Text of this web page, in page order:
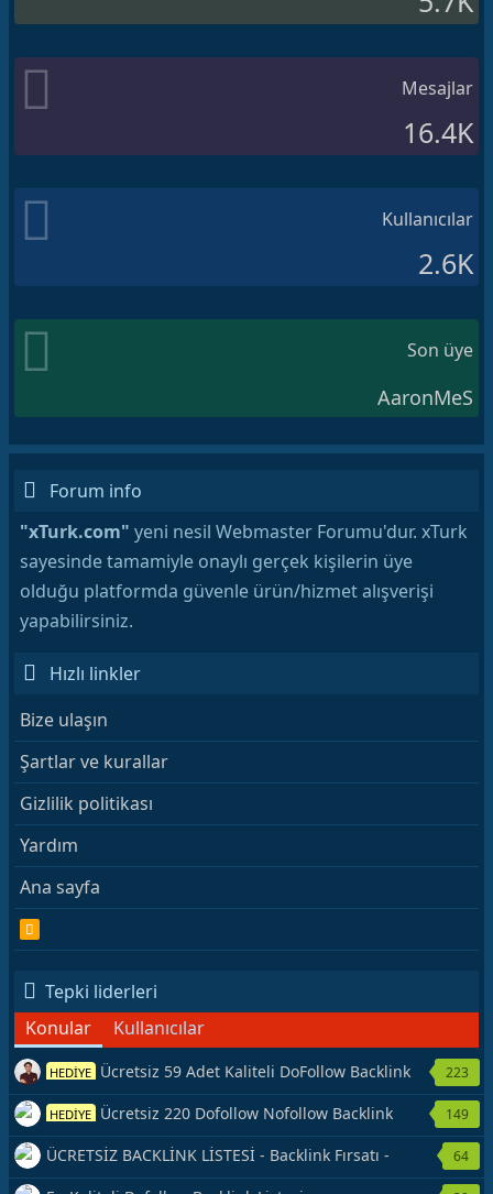
Mesajlar
16.4K
Kullanıcılar
2.6K
Son üye
AaronMeS
Forum info
"xTurk.com" yeni nesil Webmaster Forumu'dur. xTurk
sayesinde tamamiyle onaylı gerçek kişilerin üye
olduğu platformda güvenle ürün/hizmet alışverişi
yapabilirsiniz.
Hızlı linkler
Bize ulaşın
Şartlar ve kurallar
Gizlilik politikası
Yardım
Ana sayfa
S
Tepki liderleri
Konular
Kullanıcılar
HEDİYE Ücretsiz 59 Adet Kaliteli DoFollow Backlink
Kaynağı Veriyorum.
223
HEDİYE Ücretsiz 220 Dofollow Nofollow Backlink
Veriyorum
149
ÜCRETSİZ BACKLİNK LİSTESİ - Backlink Fırsatı -
Hemen Yetiş!
64